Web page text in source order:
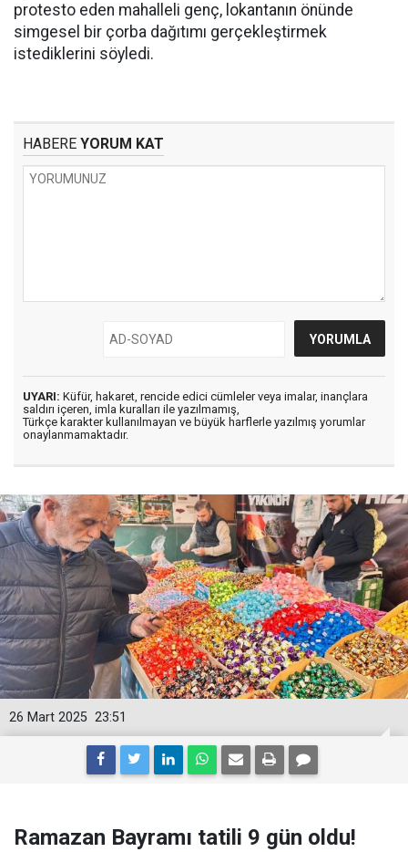
protesto eden mahalleli genç, lokantanın önünde
simgesel bir çorba dağıtımı gerçekleştirmek
istediklerini söyledi.
HABERE YORUM KAT
UYARI: Küfür, hakaret, rencide edici cümleler veya imalar, inançlara
saldırı içeren, imla kuralları ile yazılmamış,
Türkçe karakter kullanılmayan ve büyük harflerle yazılmış yorumlar
onaylanmamaktadır.
23:51
26 Mart 2025
Ramazan Bayramı tatili 9 gün oldu!